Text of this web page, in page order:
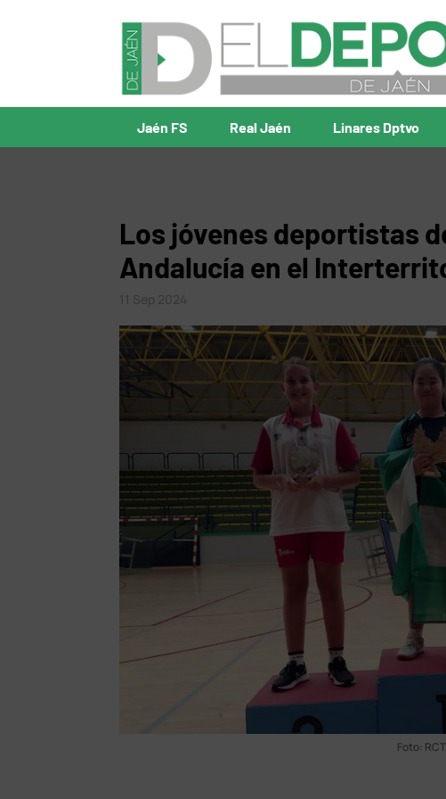
Jaén FS Real Jaén Linares Dptvo
Los jóvenes deportistas
Andalucía en el
Foto: